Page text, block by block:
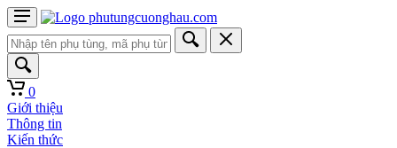
0
Giới thiệu
Thông tin
Kiến thức